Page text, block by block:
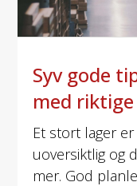
Syv gode
med
Et stort lager
uoversiktlig og
mer. God